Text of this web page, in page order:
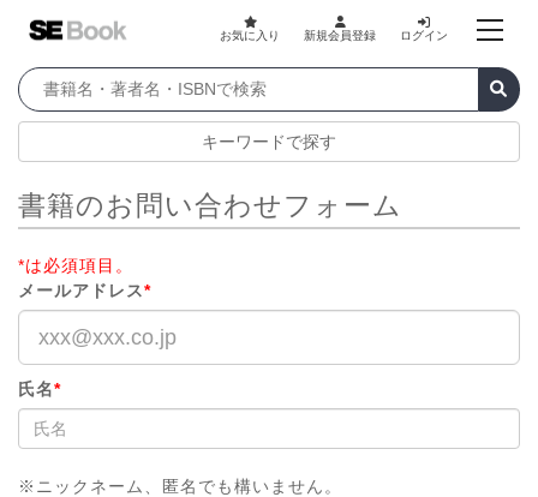
お気に入り 新規会員登録 ログイン
キーワードで探す
書籍のお問い合わせフォーム
*は必須項目。
メールアドレス*
氏名*
※ニックネーム、匿名でも構いません。